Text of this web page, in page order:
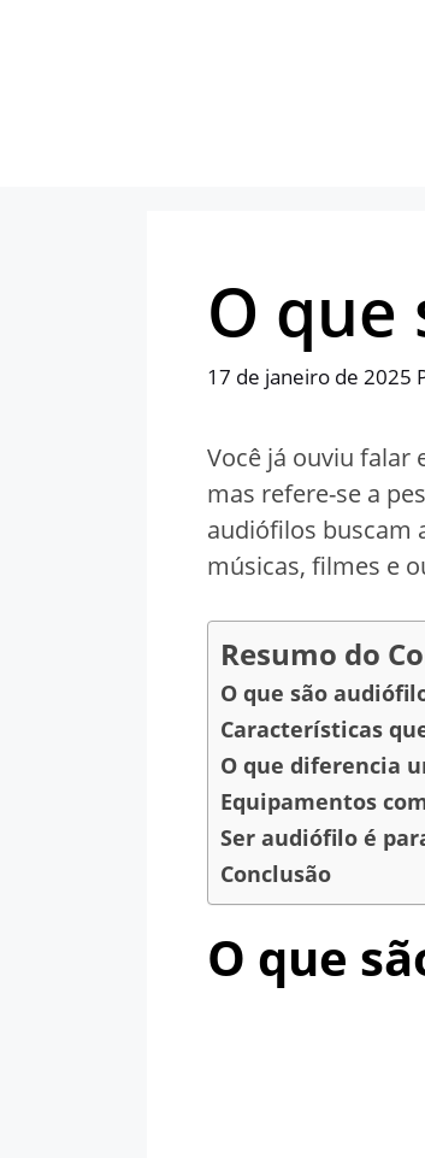
O que
17 de janeiro de 2025
Você já ouviu falar
mas refere-se a
audiófilos buscam
músicas, filmes e
Resumo do
O que são
Características
O que diferencia
Equipamentos
Ser audiófilo é
Conclusão
O que